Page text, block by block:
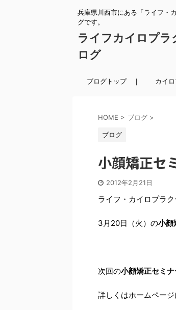
兵庫県川西市にある「ライフ・
グです。
ライフカイロプ
ログ
ブログトップ ｜ カイ
HOME > ブログ >
ブログ
小顔矯正セ
2012年2月21日
ライフ・カイロプラク
3月20日（火）の小顔
次回の小顔矯正セミ
詳しくはホームページ